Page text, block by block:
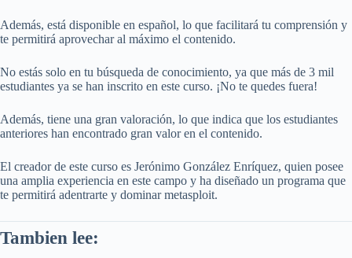
Además, está disponible en español, lo que facilitará tu comprensión y
te permitirá aprovechar al máximo el contenido.
No estás solo en tu búsqueda de conocimiento, ya que más de 3 mil
estudiantes ya se han inscrito en este curso. ¡No te quedes fuera!
Además, tiene una gran valoración, lo que indica que los estudiantes
anteriores han encontrado gran valor en el contenido.
El creador de este curso es Jerónimo González Enríquez, quien posee
una amplia experiencia en este campo y ha diseñado un programa que
te permitirá adentrarte y dominar metasploit.
Tambien lee: